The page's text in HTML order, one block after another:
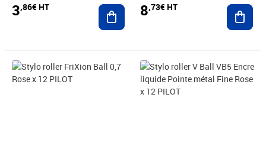
3,86€ HT Ajouter au panier
8,73€ HT
Prix 24,64€ HT Prix 22,03€ HT